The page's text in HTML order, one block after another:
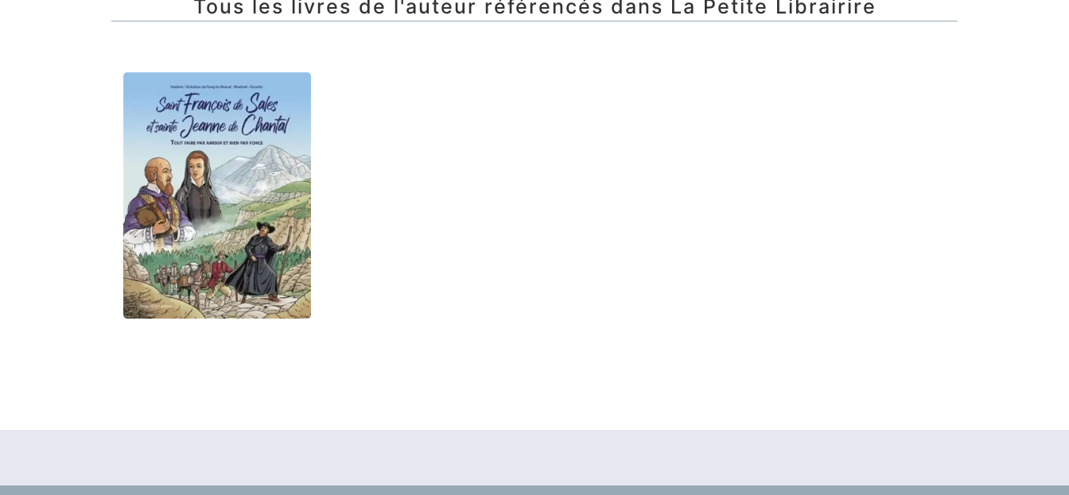
Tous les livres de l'auteur référencés dans La Petite Librairire